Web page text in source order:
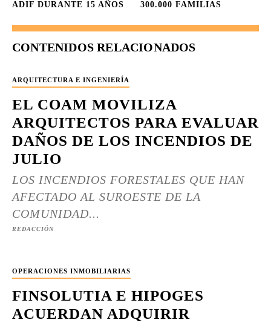
ADIF DURANTE 15 AÑOS
300.000 FAMILIAS
CONTENIDOS RELACIONADOS
ARQUITECTURA E INGENIERÍA
EL COAM MOVILIZA
ARQUITECTOS PARA EVALUAR
DAÑOS DE LOS INCENDIOS DE
JULIO
LOS INCENDIOS FORESTALES QUE HAN
AFECTADO AL SUROESTE DE LA
COMUNIDAD...
REDACCIÓN
OPERACIONES INMOBILIARIAS
FINSOLUTIA E HIPOGES
ACUERDAN ADQUIRIR